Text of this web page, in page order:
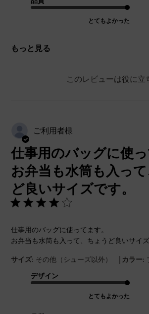
とてもよかった
もっと見る
このレビューは役に立
ご利用者様
仕事用のバッグに使っ
お弁当も水筒も入っ
ど良いサイズです。
仕事用のバッグに使ってます。
お弁当も水筒も入って、ちょうど良いサイズ
サイズ: その他（シューズ以外） | カラー:
デザイン
とてもよかった